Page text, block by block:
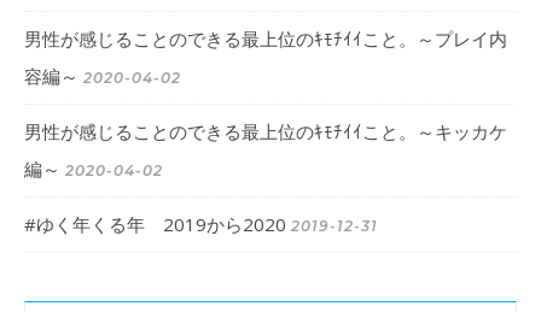
男性が感じることのできる最上位のｷﾓﾁｲｲこと。～プレイ内
容編～ 2020-04-02
男性が感じることのできる最上位のｷﾓﾁｲｲこと。～キッカケ
編～ 2020-04-02
#ゆく年くる年 2019から2020 2019-12-31